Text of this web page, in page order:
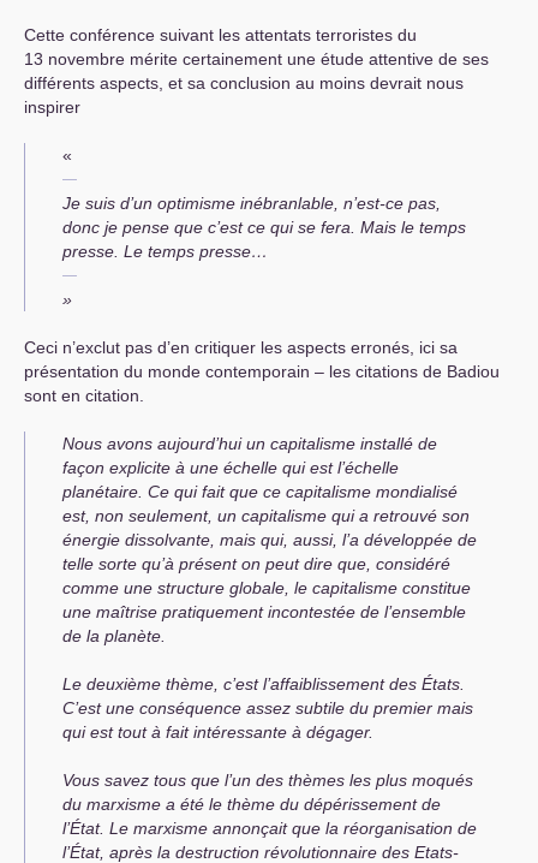
Cette conférence suivant les attentats terroristes du
13 novembre mérite certainement une étude attentive de ses
différents aspects, et sa conclusion au moins devrait nous
inspirer
«
Je suis d’un optimisme inébranlable, n’est-ce pas,
donc je pense que c’est ce qui se fera. Mais le temps
presse. Le temps presse…
»
Ceci n’exclut pas d’en critiquer les aspects erronés, ici sa
présentation du monde contemporain – les citations de Badiou
sont en citation.
Nous avons aujourd’hui un capitalisme installé de
façon explicite à une échelle qui est l’échelle
planétaire. Ce qui fait que ce capitalisme mondialisé
est, non seulement, un capitalisme qui a retrouvé son
énergie dissolvante, mais qui, aussi, l’a développée de
telle sorte qu’à présent on peut dire que, considéré
comme une structure globale, le capitalisme constitue
une maîtrise pratiquement incontestée de l’ensemble
de la planète.
Le deuxième thème, c’est l’affaiblissement des États.
C’est une conséquence assez subtile du premier mais
qui est tout à fait intéressante à dégager.
Vous savez tous que l’un des thèmes les plus moqués
du marxisme a été le thème du dépérissement de
l’État. Le marxisme annonçait que la réorganisation de
l’État, après la destruction révolutionnaire des Etats-